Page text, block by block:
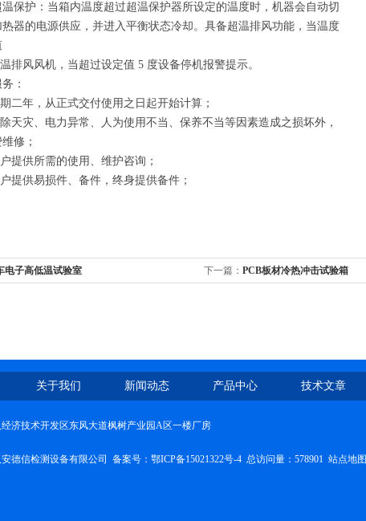
保护：当箱内温度超过超温保护器所设定的温度时，机器会自动切
热器的电源供应，并进入平衡状态冷却。具备超温排风功能，当温度
排风风机，当超过设定值 5 度设备停机报警提示。
：
二年，从正式交付使用之日起开始计算；
天灾、电力异常、人为使用不当、保养不当等因素造成之损坏外，
修；
提供所需的使用、维护咨询；
提供易损件、备件，终身提供备件；
电子高低温试验室 下一篇： PCB板材冷热冲击试验箱
关于我们 新闻动态 产品中心 技术文章
济技术开发区东风大道枫树产业园A区一楼厂房
德信检测设备有限公司 备案号： 鄂ICP备15021322号-4 总访问量：578901 站点地图